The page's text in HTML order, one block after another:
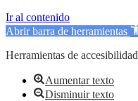
Ir al contenido
Abrir barra de herramientas
Herramientas de accesibilidad
Aumentar texto
Disminuir texto